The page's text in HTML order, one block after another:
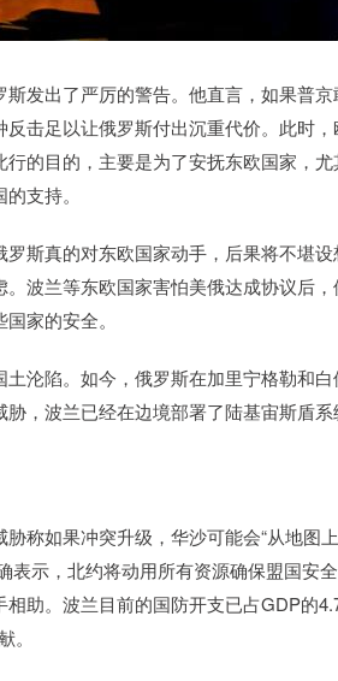
发出了严厉的警告。他直言，如果普
击足以让俄罗斯付出沉重代价。此时
的目的，主要是为了安抚东欧国家，
支持。
斯真的对东欧国家动手，后果将不堪
波兰等东欧国家害怕美俄达成协议后，
家的安全。
沦陷。如今，俄罗斯在加里宁格勒和
，波兰已经在边境部署了陆基宙斯盾
称如果冲突升级，华沙可能会“从地图
表示，北约将动用所有资源确保盟国安
助。波兰目前的国防开支已占GDP的
沪深300